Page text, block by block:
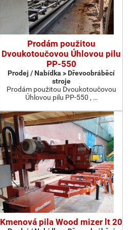
Prodám použitou
Dvoukotoučovou Úhlovou pilu
PP-550
Prodej / Nabídka > Dřevoobráběcí
stroje
Prodám použitou Dvoukotoučovou
Úhlovou pilu PP-550 , …
Kmenová pila Wood mizer lt 20